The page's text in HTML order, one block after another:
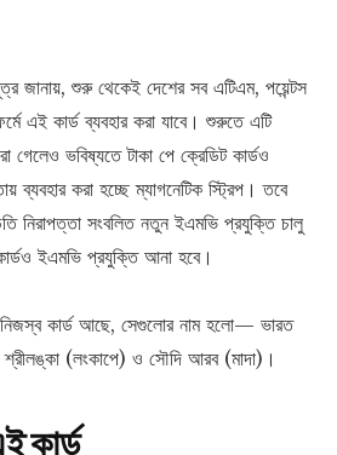
জানায়, শুরু থেকেই দেশের সব এটিএম, পয়েন্টস
এই কার্ড ব্যবহার করা যাবে। শুরুতে এটি
গেলেও ভবিষ্যতে টাকা পে ক্রেডিট কার্ডও
ব্যবহার করা হচ্ছে ম্যাগনেটিক স্ট্রিপ। তবে
নিরাপত্তা সংবলিত নতুন ইএমভি প্রযুক্তি চালু
ইএমভি প্রযুক্তি আনা হবে।
নিজস্ব কার্ড আছে, সেগুলোর নাম হলো— ভারত
(লংকাপে) ও সৌদি আরব (মাদা)।
কার্ড